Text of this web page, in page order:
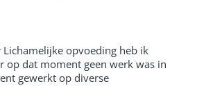
opvoeding heb ik
op dat moment geen werk was in
gewerkt op diverse